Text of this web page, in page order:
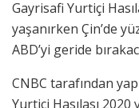
Gayrisafi Yurtiçi
yaşanırken Çin’de
ABD’yi geride
CNBC tarafından
Yurtiçi Hasılası